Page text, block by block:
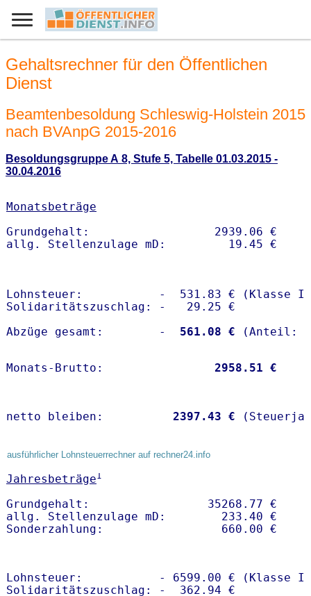
Gehaltsrechner für den Öffentlichen
Dienst
Beamtenbesoldung Schleswig-Holstein 2015
nach BVAnpG 2015-2016
Besoldungsgruppe A 8, Stufe 5, Tabelle 01.03.2015 -
30.04.2016
Monatsbeträge
Grundgehalt:                  2939.06 €
Lohnsteuer:           -  531.83 € (Klasse I)
Solidaritätszuschlag: -   29.25 €
Abzüge gesamt:        -
  561.08 €
Monats-Brutto: 2958.51 €
netto bleiben: 2397.43 €
ausführlicher Lohnsteuerrechner auf rechner24.info
Jahresbeträge1
Grundgehalt:                 35268.77 €
allg. Stellenzulage mD:        233.40 €
Lohnsteuer:           - 6599.00 € (Klasse I)
Solidaritätszuschlag: -  362.94 €